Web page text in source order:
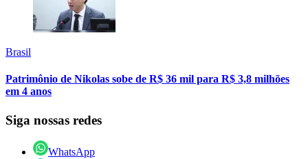
Brasil
Patrimônio de Nikolas sobe de R$ 36 mil para R$ 3,8 milhões
em 4 anos
Siga nossas redes
WhatsApp